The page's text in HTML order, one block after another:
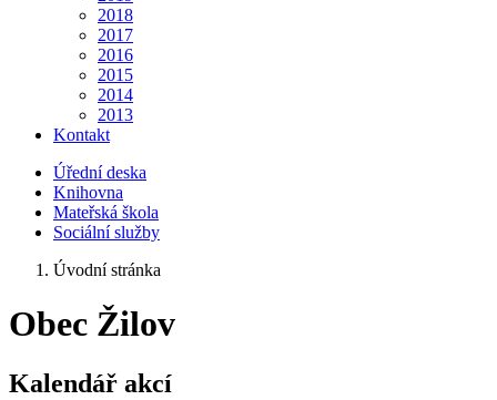
2018
2017
2016
2015
2014
2013
Kontakt
Úřední deska
Knihovna
Mateřská škola
Sociální služby
Úvodní stránka
Obec Žilov
Kalendář akcí